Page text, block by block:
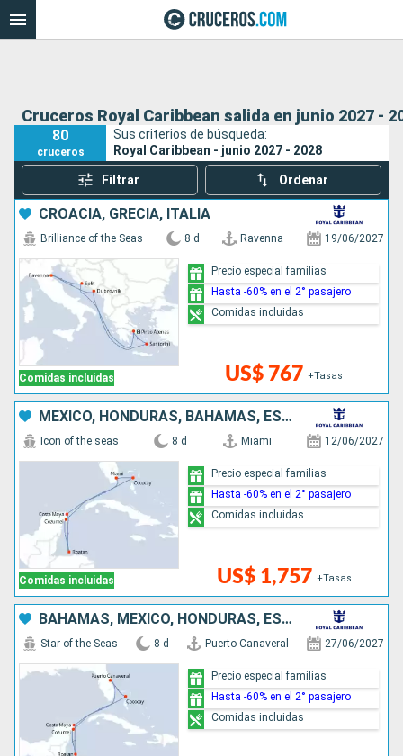
Cruceros Royal Caribbean salida en junio 2027 -
80
cruceros
Sus criterios de búsqueda:
Royal Caribbean - junio 2027 - 2028
Filtrar Ordenar
CROACIA, GRECIA, ITALIA
Comidas incluidas
Brilliance of the Seas 8 d Ravenna 19/06/2027
US$ 767 +Tasas
Precio especial familias
Hasta -60% en el 2° pasajero
Comidas incluidas
MÉXICO, HONDURAS, BAHAMAS, ESTADOS UNIDOS
Comidas incluidas
Icon of the seas 8 d Miami 12/06/2027
US$ 1,757 +Tasas
Precio especial familias
Hasta -60% en el 2° pasajero
Comidas incluidas
BAHAMAS, MÉXICO, HONDURAS, ESTADOS UNIDOS
Star of the Seas 8 d Puerto Canaveral 27/06/2027
Precio especial familias
Hasta -60% en el 2° pasajero
Comidas incluidas